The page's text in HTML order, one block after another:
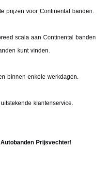
prijzen voor Continental banden.
scala aan Continental banden
kunt vinden.
binnen enkele werkdagen.
klantenservice.
Prijsvechter!